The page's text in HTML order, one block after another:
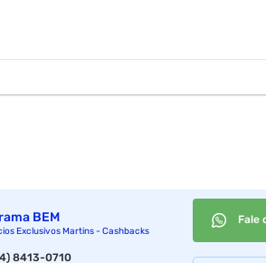
BEM
Exclusivos Martins - Cashbacks
8413-0710
Fale